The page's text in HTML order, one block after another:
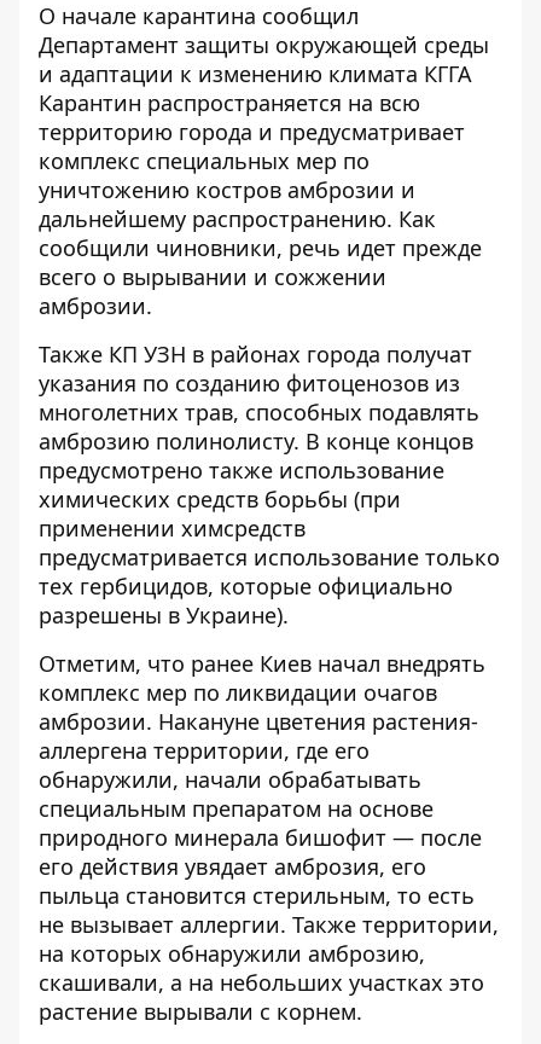
О начале карантина сообщил
Департамент защиты окружающей среды
и адаптации к изменению климата КГГА
Карантин распространяется на всю
территорию города и предусматривает
комплекс специальных мер по
уничтожению костров амброзии и
дальнейшему распространению. Как
сообщили чиновники, речь идет прежде
всего о вырывании и сожжении
амброзии.
Также КП УЗН в районах города получат
указания по созданию фитоценозов из
многолетних трав, способных подавлять
амброзию полинолисту. В конце концов
предусмотрено также использование
химических средств борьбы (при
применении химсредств
предусматривается использование только
тех гербицидов, которые официально
разрешены в Украине).
Отметим, что ранее Киев начал внедрять
комплекс мер по ликвидации очагов
амброзии. Накануне цветения растения-
аллергена территории, где его
обнаружили, начали обрабатывать
специальным препаратом на основе
природного минерала бишофит — после
его действия увядает амброзия, его
пыльца становится стерильным, то есть
не вызывает аллергии. Также территории,
на которых обнаружили амброзию,
скашивали, а на небольших участках это
растение вырывали с корнем.